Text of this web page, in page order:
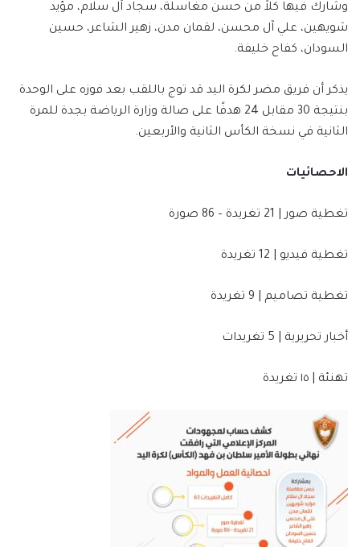
وشارك فيها كلاً من حسن مغاسلة، سجاد آل سلام، مؤيد
شويهين، علي آل محسن، لقمان مدن، زهير الشاعر، حسين
السودان، كفاح خليفة.
يذكر أن فريق مضر لكرة اليد قد توج باللقب بعد فوزه على الوحدة
بنتيجة 30 مقابل 24 هدفًا على صالة وزارة الرياضة بجدة للمرة
الثانية في نسخة الكأس الثانية والأربعين.
الاحصائيات
تغطية صور | 21 تغريدة – 86 صورة
تغطية فيديو | 12 تغريدة
تغطية تصاميم | 9 تغريدة
أخبار تحريرية | 5 تغريدات
تهنئة | ١٥ تغريدة